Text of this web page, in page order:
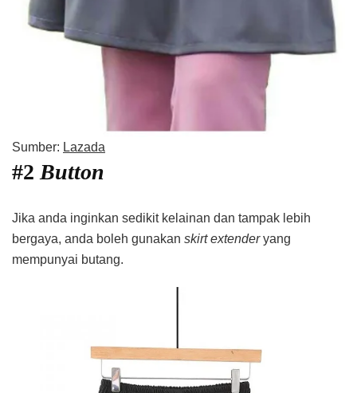
Sumber: Lazada
#2 Button
Jika anda inginkan sedikit kelainan dan tampak lebih
bergaya, anda boleh gunakan skirt extenderyang
mempunyai butang.